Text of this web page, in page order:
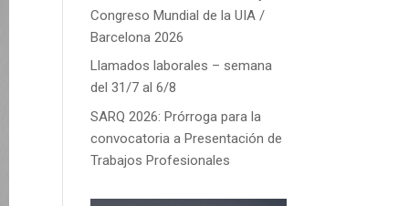
Congreso Mundial de la UIA /
Barcelona 2026
Llamados laborales – semana
del 31/7 al 6/8
SARQ 2026: Prórroga para la
convocatoria a Presentación de
Trabajos Profesionales